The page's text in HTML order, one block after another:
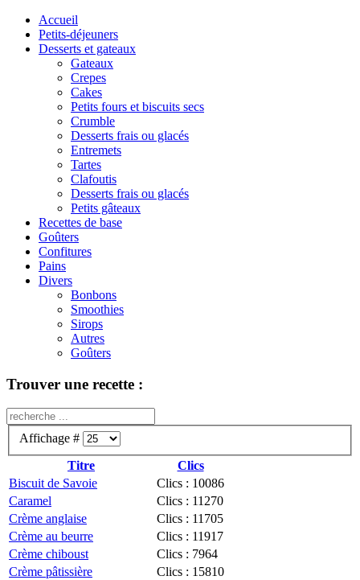
Accueil
Petits-déjeuners
Desserts et gateaux
Gateaux
Crepes
Cakes
Petits fours et biscuits secs
Crumble
Desserts frais ou glacés
Entremets
Tartes
Clafoutis
Desserts frais ou glacés
Petits gâteaux
Recettes de base
Goûters
Confitures
Pains
Divers
Bonbons
Smoothies
Sirops
Autres
Goûters
Trouver une recette :
Affichage #
Titre
Clics
Biscuit de Savoie
Clics : 10086
Caramel
Clics : 11270
Crème anglaise
Clics : 11705
Crème au beurre
Clics : 11917
Crème chiboust
Clics : 7964
Crème pâtissière
Clics : 15810